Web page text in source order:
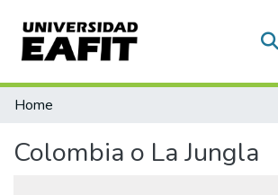
Communities & Collections
Home
Colombia o La Jungla